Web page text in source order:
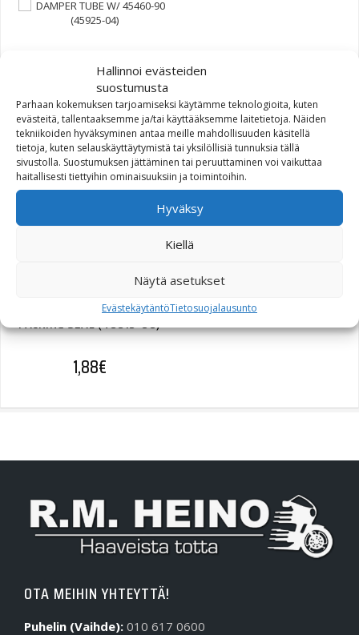
Hallinnoi evästeiden
suostumusta
Parhaan kokemuksen tarjoamiseksi käytämme teknologioita, kuten
evästeitä, tallentaaksemme ja/tai käyttääksemme laitetietoja. Näiden
tekniikoiden hyväksyminen antaa meille mahdollisuuden käsitellä
tietoja, kuten selauskäyttäytymistä tai yksilöllisiä tunnuksia tällä
sivustolla. Suostumuksen jättäminen tai peruuttaminen voi vaikuttaa
haitallisesti tiettyihin ominaisuuksiin ja toimintoihin.
Hyväksy
Kiellä
Näytä asetukset
EvästekäytäntöTietosuojalausunto
90 (45925-04)
73,04€
PACKING SEAL (46615-06)
1,88€
OTA MEIHIN YHTEYTTÄ!
Puhelin (Vaihde): 010 617 0600